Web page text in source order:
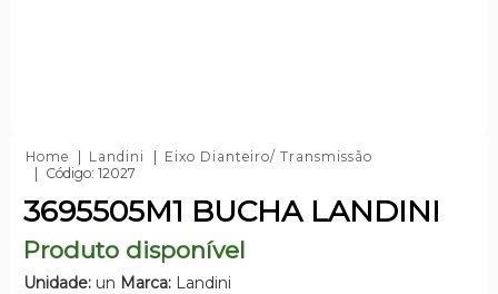
Home Landini
Eixo Dianteiro/ Transmissão
Código: 12027
3695505M1 BUCHA LANDINI
Produto disponível
Unidade:un Marca:Landini